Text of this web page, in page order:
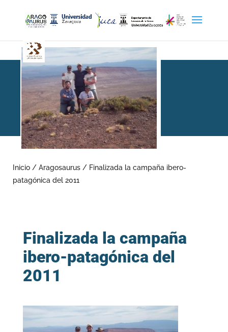
ibero-patagónica del 2011
Inicio / Aragosaurus / Finalizada la campaña ibero-
patagónica del 2011
Finalizada la campaña
ibero-patagónica del
2011